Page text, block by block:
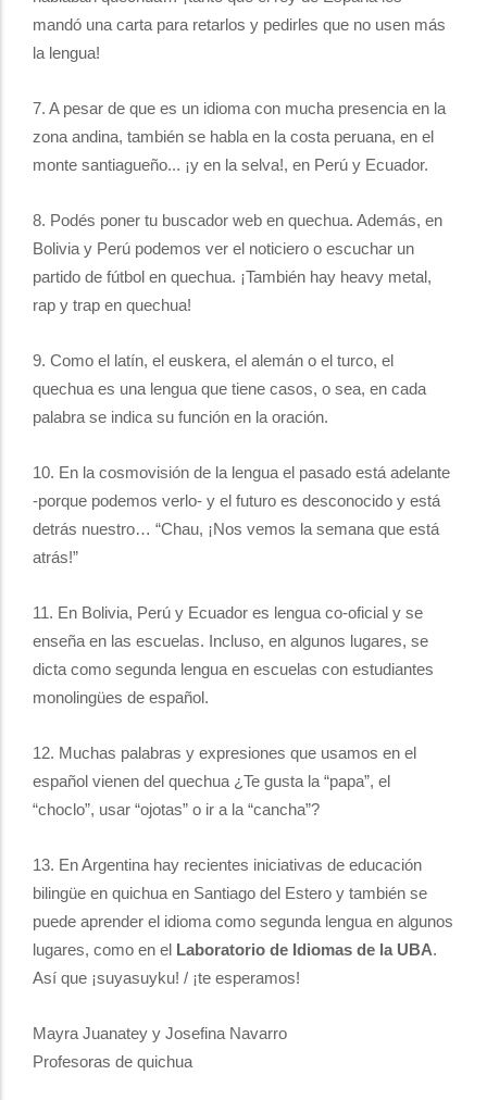
mandó una carta para retarlos y pedirles que no usen más
la lengua!
7. A pesar de que es un idioma con mucha presencia en la
zona andina, también se habla en la costa peruana, en el
monte santiagueño... ¡y en la selva!, en Perú y Ecuador.
8. Podés poner tu buscador web en quechua. Además, en
Bolivia y Perú podemos ver el noticiero o escuchar un
partido de fútbol en quechua. ¡También hay heavy metal,
rap y trap en quechua!
9. Como el latín, el euskera, el alemán o el turco, el
quechua es una lengua que tiene casos, o sea, en cada
palabra se indica su función en la oración.
10. En la cosmovisión de la lengua el pasado está adelante
-porque podemos verlo- y el futuro es desconocido y está
detrás nuestro… “Chau, ¡Nos vemos la semana que está
atrás!”
11. En Bolivia, Perú y Ecuador es lengua co-oficial y se
enseña en las escuelas. Incluso, en algunos lugares, se
dicta como segunda lengua en escuelas con estudiantes
monolingües de español.
12. Muchas palabras y expresiones que usamos en el
español vienen del quechua ¿Te gusta la “papa”, el
“choclo”, usar “ojotas” o ir a la “cancha”?
13. En Argentina hay recientes iniciativas de educación
bilingüe en quichua en Santiago del Estero y también se
puede aprender el idioma como segunda lengua en algunos
lugares, como en el
Laboratorio de Idiomas de la UBA.
Así que ¡suyasuyku! / ¡te esperamos!
Mayra Juanatey y Josefina Navarro
Profesoras de quichua